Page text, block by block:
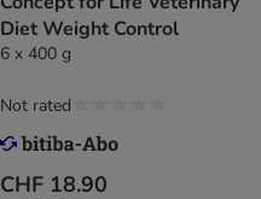
Diet Weight Control
6 x 400 g
CHF 18.90
Not rated